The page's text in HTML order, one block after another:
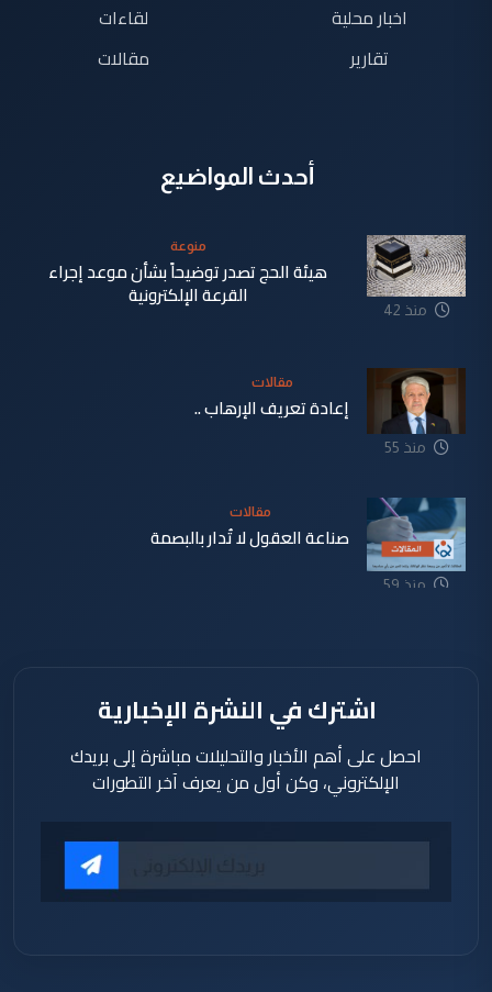
اخبار محلية
تقارير
لقاءات
مقالات
أحدث المواضيع
منذ 42
منوعة
هيئة الحج تصدر توضيحاً بشأن موعد إجراء
القرعة الإلكترونية
منذ 55
مقالات
إعادة تعريف الإرهاب ..
منذ 59
مقالات
صناعة العقول لا تُدار بالبصمة
اشترك في النشرة الإخبارية
احصل على أهم الأخبار والتحليلات مباشرة إلى بريدك
الإلكتروني، وكن أول من يعرف آخر التطورات